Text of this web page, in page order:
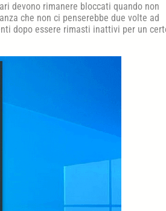
devono rimanere bloccati quando non
che non ci penserebbe due volte ad
dopo essere rimasti inattivi per un